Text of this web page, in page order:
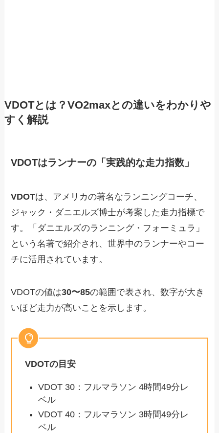
VDOTとは？VO2maxとの違いをわかりや
すく解説
VDOTはランナーの「実践的な走力指数」
VDOTは、アメリカの著名なランニングコーチ、
ジャック・ダニエルズ博士が考案した走力指標で
す。「ダニエルズのランニング・フォーミュラ」
という名著で紹介され、世界中のランナーやコー
チに活用されています。
VDOTの値は30〜85の範囲で表され、数字が大き
いほど走力が高いことを示します。
VDOTの目安
VDOT 30：フルマラソン 4時間49分レ
ベル
VDOT 40：フルマラソン 3時間49分レ
ベル